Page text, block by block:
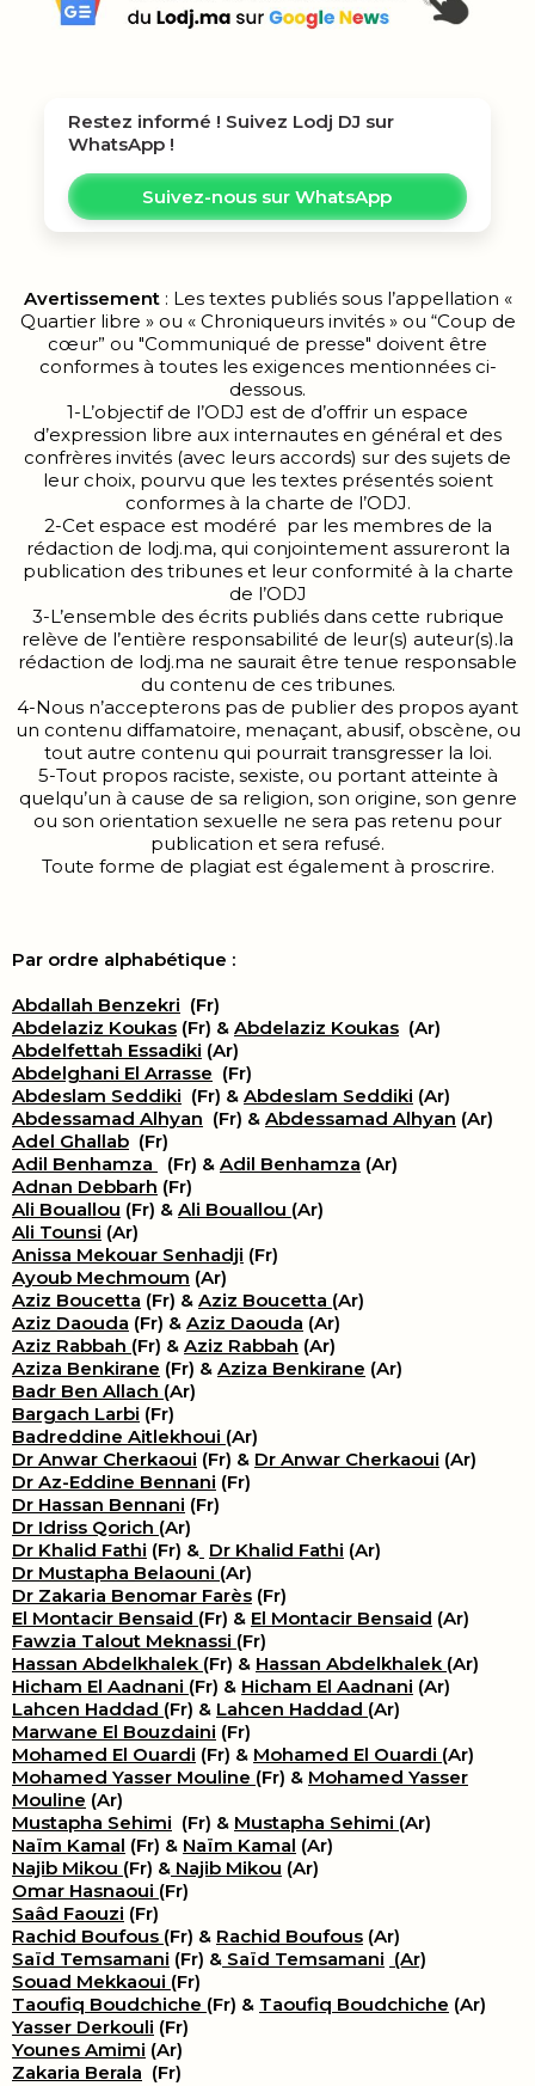
Restez informé ! Suivez Lodj DJ sur
WhatsApp !
Suivez-nous sur WhatsApp
Avertissement: Les textes publiés sous l’appellation «
Quartier libre » ou « Chroniqueurs invités » ou “Coup de
cœur” ou "Communiqué de presse" doivent être
conformes à toutes les exigences mentionnées ci-
dessous.
1-L’objectif de l’ODJ est de d’offrir un espace
d’expression libre aux internautes en général et des
confrères invités (avec leurs accords) sur des sujets de
leur choix, pourvu que les textes présentés soient
conformes à la charte de l’ODJ.
2-Cet espace est modéré par les membres de la
rédaction de lodj.ma, qui conjointement assureront la
publication des tribunes et leur conformité à la charte
de l’ODJ
3-L’ensemble des écrits publiés dans cette rubrique
relève de l’entière responsabilité de leur(s) auteur(s).la
rédaction de lodj.ma ne saurait être tenue responsable
du contenu de ces tribunes.
4-Nous n’accepterons pas de publier des propos ayant
un contenu diffamatoire, menaçant, abusif, obscène, ou
tout autre contenu qui pourrait transgresser la loi.
5-Tout propos raciste, sexiste, ou portant atteinte à
quelqu’un à cause de sa religion, son origine, son genre
ou son orientation sexuelle ne sera pas retenu pour
publication et sera refusé.
Toute forme de plagiat est également à proscrire.
Par ordre alphabétique :
Abdallah Benzekri (Fr)
Abdelaziz Koukas (Fr) & Abdelaziz Koukas (Ar)
Abdelfettah Essadiki (Ar)
Abdelghani El Arrasse (Fr)
Abdeslam Seddiki (Fr) & Abdeslam Seddiki (Ar)
Abdessamad Alhyan (Fr) & Abdessamad Alhyan (Ar)
Adel Ghallab (Fr)
Adil Benhamza
(Fr) & Adil Benhamza (Ar)
Adnan Debbarh (Fr)
Ali Bouallou (Fr) & Ali Bouallou (Ar)
Ali Tounsi (Ar)
Anissa Mekouar Senhadji (Fr)
Ayoub Mechmoum (Ar)
Aziz Boucetta (Fr) & Aziz Boucetta (Ar)
Aziz Daouda (Fr) & Aziz Daouda (Ar)
Aziz Rabbah (Fr) & Aziz Rabbah (Ar)
Aziza Benkirane (Fr) & Aziza Benkirane (Ar)
Badr Ben Allach (Ar)
Bargach Larbi (Fr)
Badreddine Aitlekhoui (Ar)
Dr Anwar Cherkaoui (Fr) & Dr Anwar Cherkaoui (Ar)
Dr Az-Eddine Bennani (Fr)
Dr Hassan Bennani (Fr)
Dr Idriss Qorich (Ar)
Dr Khalid Fathi (Fr) & Dr Khalid Fathi (Ar)
Dr Mustapha Belaouni (Ar)
Dr Zakaria Benomar Farès (Fr)
El Montacir Bensaid (Fr) & El Montacir Bensaid (Ar)
Fawzia Talout Meknassi (Fr)
Hassan Abdelkhalek (Fr) & Hassan Abdelkhalek (Ar)
Hicham El Aadnani (Fr) & Hicham El Aadnani (Ar)
Lahcen Haddad (Fr) & Lahcen Haddad (Ar)
Marwane El Bouzdaini (Fr)
Mohamed El Ouardi (Fr) & Mohamed El Ouardi (Ar)
Mohamed Yasser Mouline (Fr) & Mohamed Yasser
Mouline (Ar)
Mustapha Sehimi (Fr) & Mustapha Sehimi (Ar)
Naïm Kamal (Fr) & Naïm Kamal (Ar)
Najib Mikou (Fr) & Najib Mikou (Ar)
Omar Hasnaoui (Fr)
Saâd Faouzi (Fr)
Rachid Boufous (Fr) & Rachid Boufous (Ar)
Saïd Temsamani (Fr) & Saïd Temsamani (Ar)
Souad Mekkaoui (Fr)
Taoufiq Boudchiche (Fr) & Taoufiq Boudchiche (Ar)
Yasser Derkouli (Fr)
Younes Amimi (Ar)
Zakaria Berala (Fr)